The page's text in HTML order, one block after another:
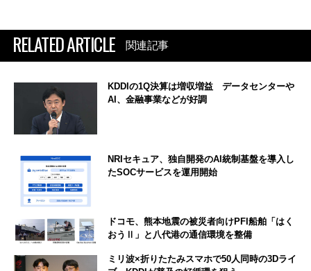
RELATED ARTICLE 関連記事
KDDIの1Q決算は増収増益 データセンターや
AI、金融事業などが好調
NRIセキュア、独自開発のAI統制基盤を導入し
たSOCサービスを運用開始
ドコモ、熊本地震の被災者向けPFI船舶「はく
おうⅡ」と八代港の通信環境を整備
ミリ波×折りたたみスマホで50人同時の3Dライ